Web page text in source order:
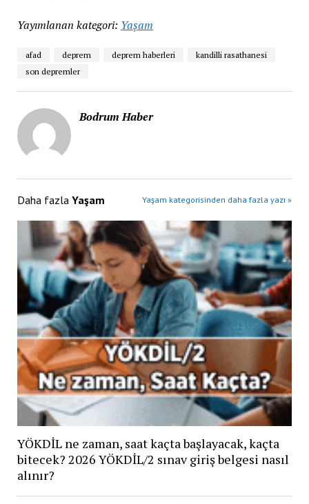
Yayımlanan kategori: Yaşam
afad deprem deprem haberleri
kandilli rasathanesi
son depremler
Bodrum Haber
Daha fazla Yaşam Yaşam kategorisinden daha fazla yazı »
YÖKDİL ne zaman, saat kaçta başlayacak, kaçta
bitecek? 2026 YÖKDİL/2 sınav giriş belgesi nasıl
alınır?